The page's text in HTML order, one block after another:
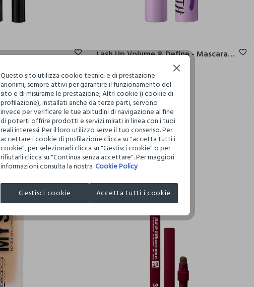
Lash Up Volume & Define - Mascara Volume E Definizione
Questo sito utilizza cookie tecnici e di prestazione
anonimi, sempre attivi per garantire il funzionamento del
sito e di misurarne le prestazione; Altri cookie (i cookie di
profilazione), installati anche da terze parti, servono
invece per verificare le tue abitudini di navigazione al fine
di poterti offrire prodotti e servizi mirati in linea con i tuoi
reali interessi. Per il loro utilizzo serve il tuo consenso. Per
accettare i cookie di profilazione clicca su "accetta tutti i
cookie", per selezionarli clicca su "Gestisci cookie" o per
rifiutarli clicca su "Continua senza accettare". Per maggiori
informazioni consulta la nostra Cookie Policy
Gestisci cookie Accetta tutti i cookie
Continua senza accettare